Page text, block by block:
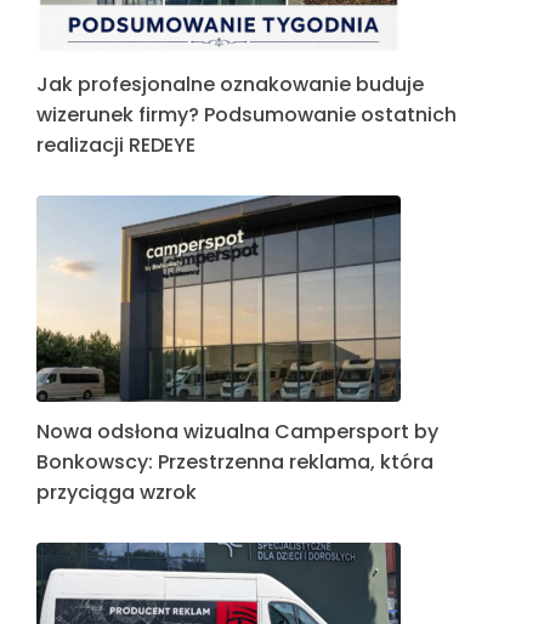
Jak profesjonalne oznakowanie buduje
wizerunek firmy? Podsumowanie ostatnich
realizacji REDEYE
Nowa odsłona wizualna Campersport by
Bonkowscy: Przestrzenna reklama, która
przyciąga wzrok